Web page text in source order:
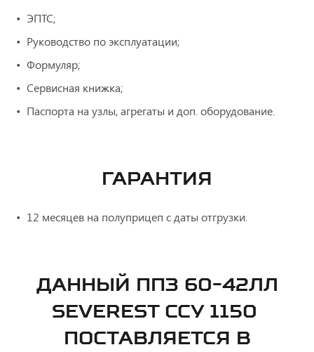
ЭПТС;
Руководство по эксплуатации;
Формуляр;
Сервисная книжка;
Паспорта на узлы, агрегаты и доп. оборудование.
ГАРАНТИЯ
12 месяцев на полуприцеп с даты отгрузки.
ДАННЫЙ ППЗ 60-42ЛЛ
SEVEREST ССУ 1150
ПОСТАВЛЯЕТСЯ В